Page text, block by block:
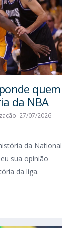
quem
da NBA
27/07/2026
da National
sua opinião
da liga.